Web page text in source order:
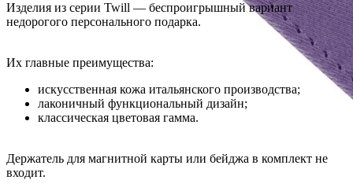
Изделия из серии Twill — беспроигрышный вариант
недорогого персонального подарка.
Их главные преимущества:
искусственная кожа итальянского производства;
лаконичный функциональный дизайн;
классическая цветовая гамма.
Держатель для магнитной карты или бейджа в комплект не
входит.